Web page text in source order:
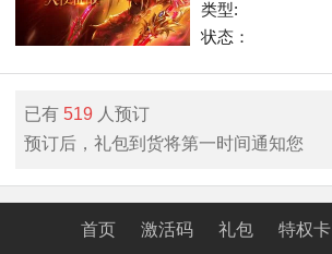
类型:
状态：
已有 519 人预订
预订后，礼包到货将第一时间通知您
首页 激活码 礼包 特权卡